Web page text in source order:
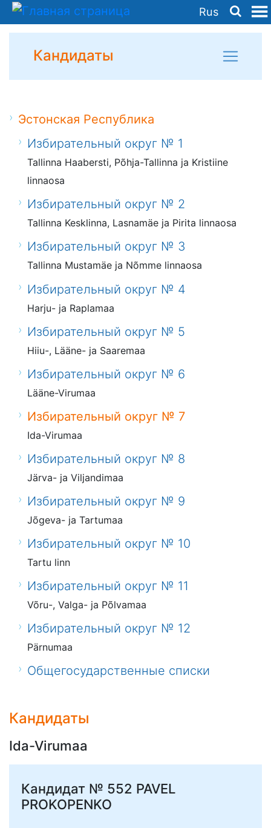
Rus
Кандидаты
Эстонская Республика
Избирательный округ № 1
Tallinna Haabersti, Põhja-Tallinna ja Kristiine
linnaosa
Избирательный округ № 2
Tallinna Kesklinna, Lasnamäe ja Pirita linnaosa
Избирательный округ № 3
Tallinna Mustamäe ja Nõmme linnaosa
Избирательный округ № 4
Harju- ja Raplamaa
Избирательный округ № 5
Hiiu-, Lääne- ja Saaremaa
Избирательный округ № 6
Lääne-Virumaa
Избирательный округ № 7
Ida-Virumaa
Избирательный округ № 8
Järva- ja Viljandimaa
Избирательный округ № 9
Jõgeva- ja Tartumaa
Избирательный округ № 10
Tartu linn
Избирательный округ № 11
Võru-, Valga- ja Põlvamaa
Избирательный округ № 12
Pärnumaa
Общегосударственные списки
Кандидаты
Ida-Virumaa
Кандидат № 552 PAVEL
PROKOPENKO